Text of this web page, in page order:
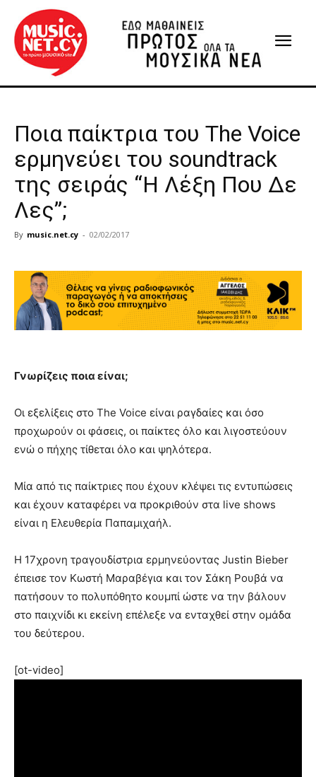
Ποια παίκτρια του The Voice
ερμηνεύει του soundtrack
της σειράς “Η Λέξη Που Δε
Λες”;
By music.net.cy - 02/02/2017
Γνωρίζεις ποια είναι;
Οι εξελίξεις στο The Voice είναι ραγδαίες και όσο
προχωρούν οι φάσεις, οι παίκτες όλο και λιγοστεύουν
ενώ ο πήχης τίθεται όλο και ψηλότερα.
Μία από τις παίκτριες που έχουν κλέψει τις εντυπώσεις
και έχουν καταφέρει να προκριθούν στα live shows
είναι η Ελευθερία Παπαμιχαήλ.
Η 17χρονη τραγουδίστρια ερμηνεύοντας Justin Bieber
έπεισε τον Κωστή Μαραβέγια και τον Σάκη Ρουβά να
πατήσουν το πολυπόθητο κουμπί ώστε να την βάλουν
στο παιχνίδι κι εκείνη επέλεξε να ενταχθεί στην ομάδα
του δεύτερου.
[ot-video]